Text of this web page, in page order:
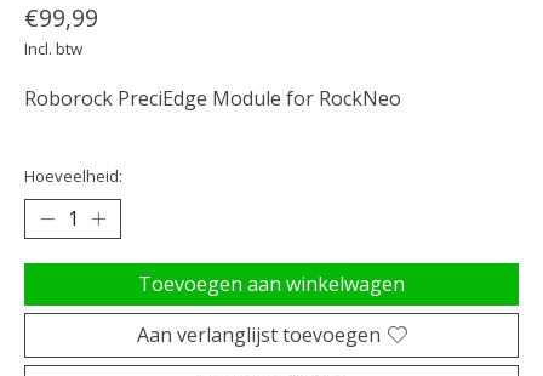
€99,99
Incl. btw
Roborock PreciEdge Module for RockNeo
Hoeveelheid:
Toevoegen aan winkelwagen
Aan verlanglijst toevoegen